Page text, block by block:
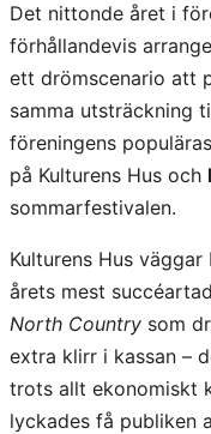
Det nittonde året i
förhållandevis
ett drömscenario att
samma utsträckning
föreningens
på Kulturens Hus och
sommarfestivalen.
Kulturens Hus
årets mest
North Country som
extra klirr i kassan –
trots allt ekonomiskt
lyckades få publiken